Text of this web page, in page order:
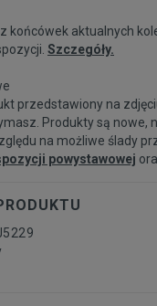
końcówek aktualnych
Szczegóły.
przedstawiony na
Produkty są nowe,
na możliwe ślady
powystawowej